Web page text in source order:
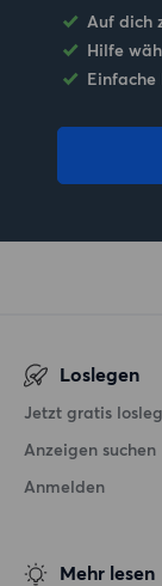
Auf dich
Hilfe
Einfache
Loslegen
Jetzt gratis
Anzeigen suchen
Anmelden
Mehr lesen